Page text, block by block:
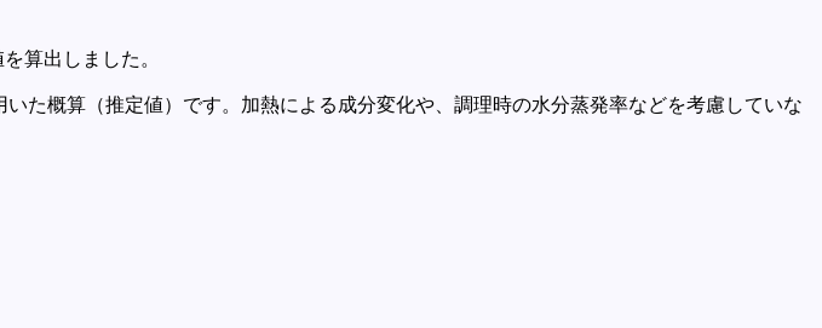
算出しました。
た概算（推定値）です。加熱による成分変化や、調理時の水分蒸発率などを考慮していな